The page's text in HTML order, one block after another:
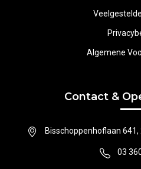
Algemene
Contact &
Bisschoppenhoflaan
03